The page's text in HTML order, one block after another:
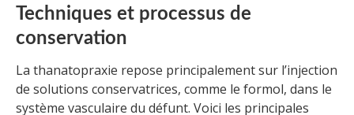
Techniques et processus de
conservation
La thanatopraxie repose principalement sur l’injection
de solutions conservatrices, comme le formol, dans le
système vasculaire du défunt. Voici les principales